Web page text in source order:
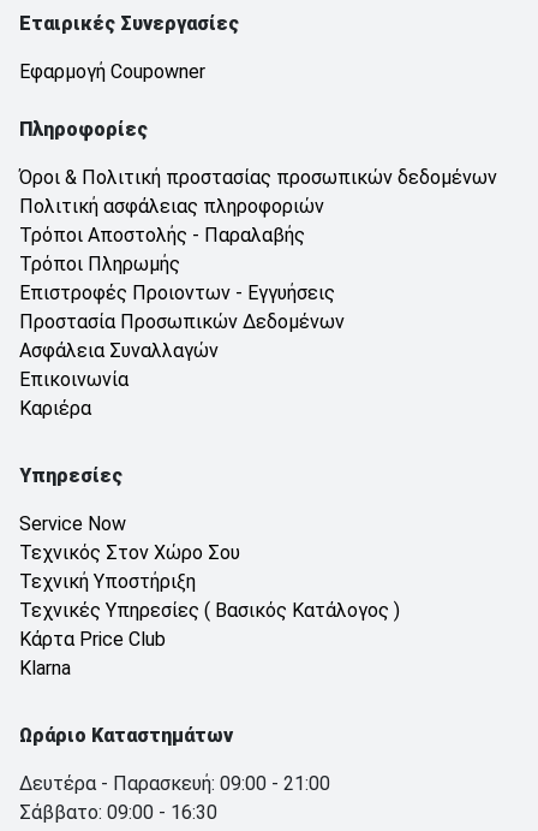
Εταιρικές Συνεργασίες
Εφαρμογή Coupowner
Πληροφορίες
Όροι & Πολιτική προστασίας προσωπικών δεδομένων
Πολιτική ασφάλειας πληροφοριών
Τρόποι Αποστολής - Παραλαβής
Τρόποι Πληρωμής
Επιστροφές Προιοντων - Εγγυήσεις
Προστασία Προσωπικών Δεδομένων
Ασφάλεια Συναλλαγών
Επικοινωνία
Καριέρα
Υπηρεσίες
Service Now
Τεχνικός Στον Χώρο Σου
Τεχνική Υποστήριξη
Τεχνικές Υπηρεσίες ( Βασικός Κατάλογος )
Κάρτα Price Club
Klarna
Ωράριο Καταστημάτων
Δευτέρα - Παρασκευή: 09:00 - 21:00
Σάββατο: 09:00 - 16:30